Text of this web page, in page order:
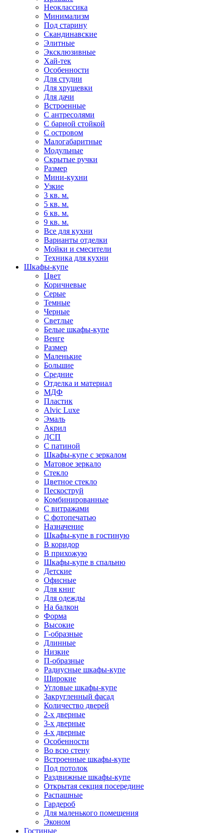
Неоклассика
Минимализм
Под старину
Скандинавские
Элитные
Эксклюзивные
Хай-тек
Особенности
Для студии
Для хрущевки
Для дачи
Встроенные
С антресолями
С барной стойкой
С островом
Малогабаритные
Модульные
Скрытые ручки
Размер
Мини-кухни
Узкие
3 кв. м.
5 кв. м.
6 кв. м.
9 кв. м.
Все для кухни
Варианты отделки
Мойки и смесители
Техника для кухни
Шкафы-купе
Цвет
Коричневые
Серые
Темные
Черные
Светлые
Белые шкафы-купе
Венге
Размер
Маленькие
Большие
Средние
Отделка и материал
МДФ
Пластик
Alvic Luxe
Эмаль
Акрил
ДСП
С патиной
Шкафы-купе с зеркалом
Матовое зеркало
Стекло
Цветное стекло
Пескоструй
Комбинированные
С витражами
С фотопечатью
Назначение
Шкафы-купе в гостиную
В коридор
В прихожую
Шкафы-купе в спальню
Детские
Офисные
Для книг
Для одежды
На балкон
Форма
Высокие
Г-образные
Длинные
Низкие
П-образные
Радиусные шкафы-купе
Широкие
Угловые шкафы-купе
Закругленный фасад
Количество дверей
2-х дверные
3-х дверные
4-х дверные
Особенности
Во всю стену
Встроенные шкафы-купе
Под потолок
Раздвижные шкафы-купе
Открытая секция посередине
Распашные
Гардероб
Для маленького помещения
Эконом
Гостиные